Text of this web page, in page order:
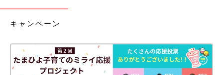
PROFILE
キャンペーン